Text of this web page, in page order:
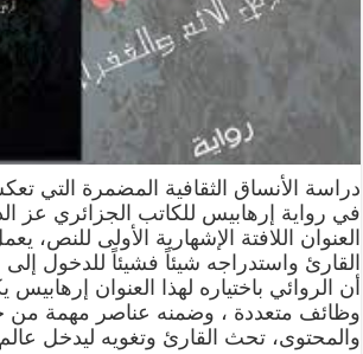
دراسة الأنساق الثقافية المضمرة التي
في رواية إرهابيس للكاتب الجزائري عز
العنوان اللافتة الإشهارية الأولى للنص،
القارئ واستدراجه شيئاً فشيئاً للدخول
أن الروائي باختياره لهذا العنوان
وظائف متعددة ، وضمنه عناصر مهمة
والمحتوى، تحث القارئ وتغويه ليدخل